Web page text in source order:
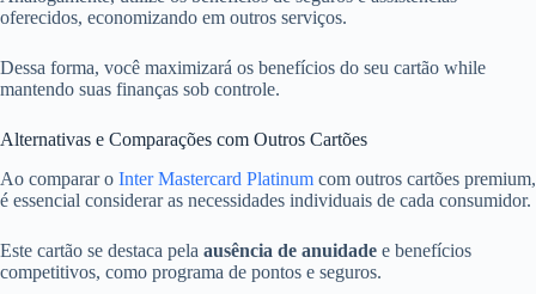
oferecidos, economizando em outros serviços.
Dessa forma, você maximizará os benefícios do seu cartão while
mantendo suas finanças sob controle.
Alternativas e Comparações com Outros Cartões
Ao comparar o Inter Mastercard Platinum com outros cartões premium,
é essencial considerar as necessidades individuais de cada consumidor.
Este cartão se destaca pela ausência de anuidade e benefícios
competitivos, como programa de pontos e seguros.